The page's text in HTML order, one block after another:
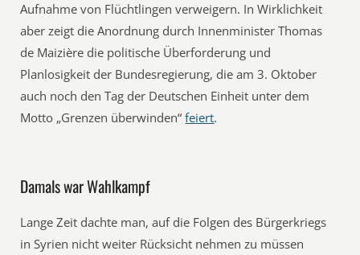
Aufnahme von Flüchtlingen verweigern. In Wirklichkeit
aber zeigt die Anordnung durch Innenminister Thomas
de Maizière die politische Überforderung und
Planlosigkeit der Bundesregierung, die am 3. Oktober
auch noch den Tag der Deutschen Einheit unter dem
Motto „Grenzen überwinden“feiert.
Damals war Wahlkampf
Lange Zeit dachte man, auf die Folgen des Bürgerkriegs
in Syrien nicht weiter Rücksicht nehmen zu müssen